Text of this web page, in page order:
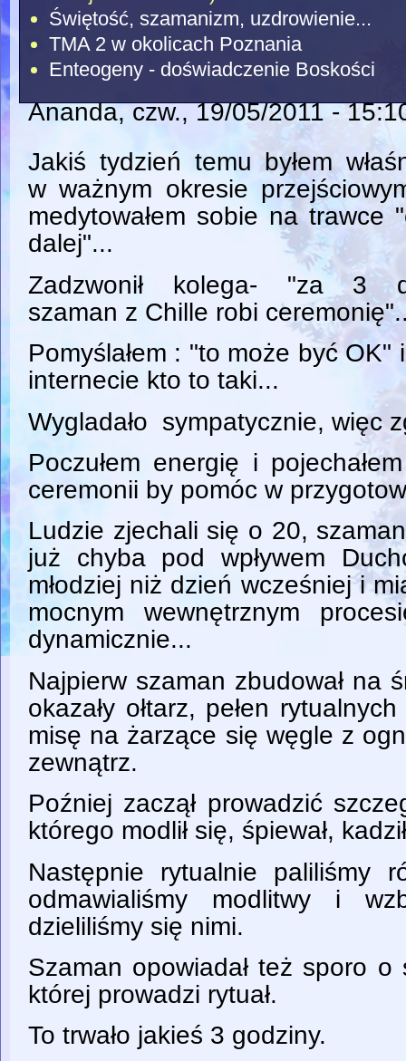
Świętość, szamanizm, uzdrowienie...
TMA 2 w okolicach Poznania
Enteogeny - doświadczenie Boskości
Ananda, czw., 19/05/2011 -
Jakiś tydzień temu byłem
w ważnym okresie
medytowałem sobie na trawce
dalej"...
Zadzwonił kolega- "za 3
szaman z Chille robi
Pomyślałem : "to może być OK"
internecie kto to taki...
Wygladało sympatycznie, więc
Poczułem energię i
ceremonii by pomóc w
Ludzie zjechali się o 20, szaman
już chyba pod wpływem
młodziej niż dzień wcześniej i
mocnym wewnętrznym
dynamicznie...
Najpierw szaman zbudował na
okazały ołtarz, pełen
misę na żarzące się węgle z
zewnątrz.
Poźniej zaczął prowadzić
którego modlił się, śpiewał,
Następnie rytualnie paliliśmy
odmawialiśmy modlitwy i
dzieliliśmy się nimi.
Szaman opowiadał też sporo
której prowadzi rytuał.
To trwało jakieś 3 godziny.